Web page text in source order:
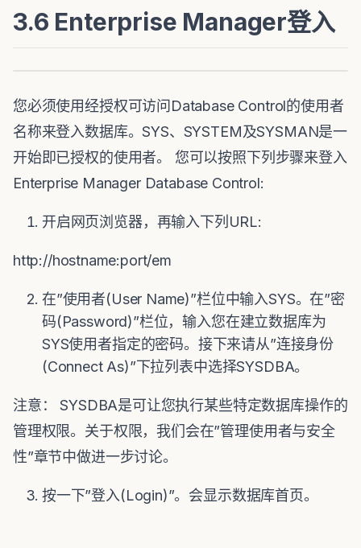
3.6 Enterprise Manager登入
您必须使用经授权可访问Database Control的使用者
名称来登入数据库。SYS、SYSTEM及SYSMAN是一
开始即已授权的使用者。 您可以按照下列步骤来登入
Enterprise Manager Database Control:
开启网页浏览器，再输入下列URL:
http://hostname:port/em
在”使用者(User Name)”栏位中输入SYS。在”密
码(Password)”栏位，输入您在建立数据库为
SYS使用者指定的密码。接下来请从”连接身份
(Connect As)”下拉列表中选择SYSDBA。
注意： SYSDBA是可让您执行某些特定数据库操作的
管理权限。关于权限，我们会在”管理使用者与安全
性”章节中做进一步讨论。
按一下”登入(Login)”。会显示数据库首页。